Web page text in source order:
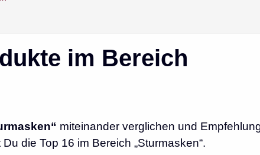
im Bereich
miteinander verglichen und
die Top 16 im Bereich „Sturmasken“.